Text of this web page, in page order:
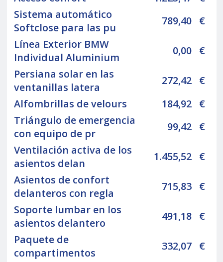
Sistema automático
Softclose para las pu
789,40 €
Línea Exterior BMW
Individual Aluminium
0,00 €
Persiana solar en las
ventanillas latera
272,42 €
Alfombrillas de velours
184,92 €
Triángulo de emergencia
con equipo de pr
99,42 €
Ventilación activa de los
asientos delan
1.455,52 €
Asientos de confort
delanteros con regla
715,83 €
Soporte lumbar en los
asientos delantero
491,18 €
Paquete de
compartimentos
332,07 €